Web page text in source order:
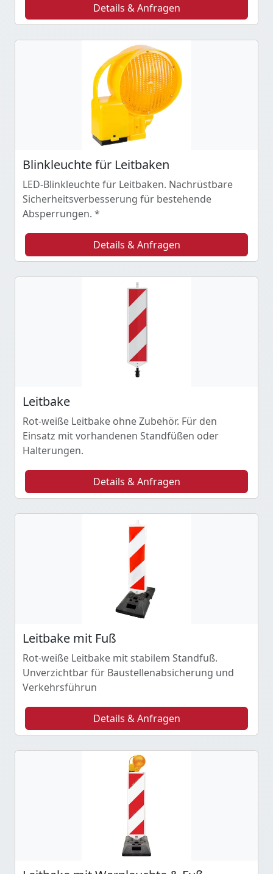
Details & Anfragen
Blinkleuchte für Leitbaken
LED-Blinkleuchte für Leitbaken. Nachrüstbare
Sicherheitsverbesserung für bestehende
Absperrungen. *
Details & Anfragen
Leitbake
Rot-weiße Leitbake ohne Zubehör. Für den
Einsatz mit vorhandenen Standfüßen oder
Halterungen.
Details & Anfragen
Leitbake mit Fuß
Rot-weiße Leitbake mit stabilem Standfuß.
Unverzichtbar für Baustellenabsicherung und
Verkehrsführun
Details & Anfragen